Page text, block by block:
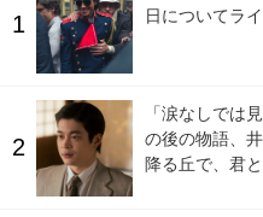
日についてラ
「涙なしでは
の後の物語、
降る丘で、君